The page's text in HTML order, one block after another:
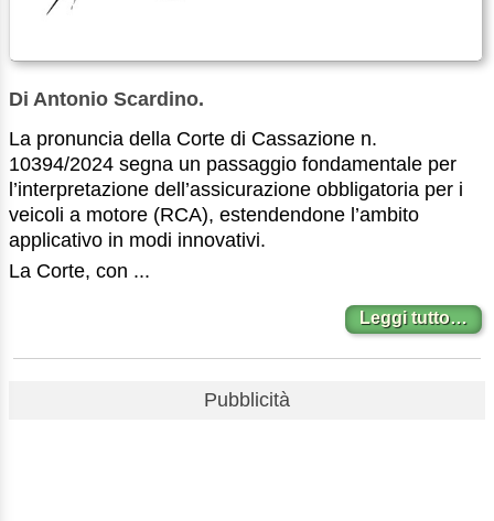
Di Antonio Scardino.
La pronuncia della Corte di Cassazione n.
10394/2024 segna un passaggio fondamentale per
l’interpretazione dell’assicurazione obbligatoria per i
veicoli a motore (RCA), estendendone l’ambito
applicativo in modi innovativi.
La Corte, con ...
Leggi tutto…
Pubblicità